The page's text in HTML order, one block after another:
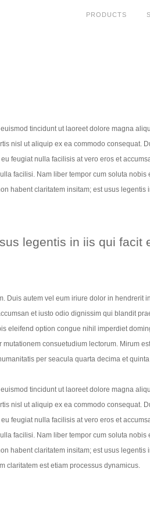
PRODUCTS
tincidunt ut laoreet dolore magna
nisl ut aliquip ex ea commodo consequat.
feugiat nulla facilisis at vero eros et
facilisi. Nam liber tempor cum soluta nobis
habent claritatem insitam; est usus legentis
legentis in iis qui facit
Duis autem vel eum iriure dolor in hendrerit
et iusto odio dignissim qui blandit
eleifend option congue nihil imperdiet
consuetudium lectorum. Mirum
per seacula quarta decima et
tincidunt ut laoreet dolore magna
nisl ut aliquip ex ea commodo consequat.
feugiat nulla facilisis at vero eros et
facilisi. Nam liber tempor cum soluta nobis
habent claritatem insitam; est usus legentis
claritatem est etiam processus dynamicus.